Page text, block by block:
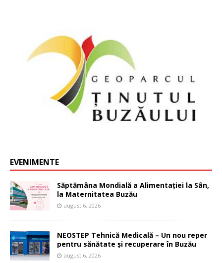
EVENIMENTE
Săptămâna Mondială a Alimentației la Sân,
la Maternitatea Buzău
august 6, 2026
NEOSTEP Tehnică Medicală – Un nou reper
pentru sănătate și recuperare în Buzău
august 6, 2026